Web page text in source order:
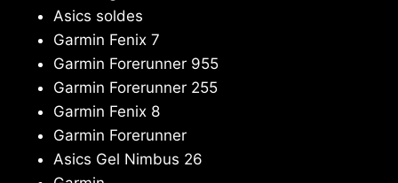
Asics soldes
Garmin Fenix 7
Garmin Forerunner 955
Garmin Forerunner 255
Garmin Fenix 8
Garmin Forerunner
Asics Gel Nimbus 26